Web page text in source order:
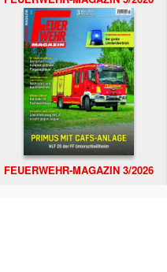
FEUERWEHR-MAGAZIN 3/2026